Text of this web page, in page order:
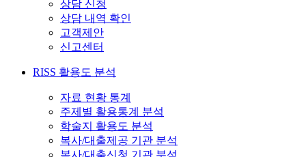
상담 신청
상담 내역 확인
고객제안
신고센터
RISS 활용도 분석
자료 현황 통계
주제별 활용통계 분석
학술지 활용도 분석
복사/대출제공 기관 분석
복사/대출신청 기관 분석